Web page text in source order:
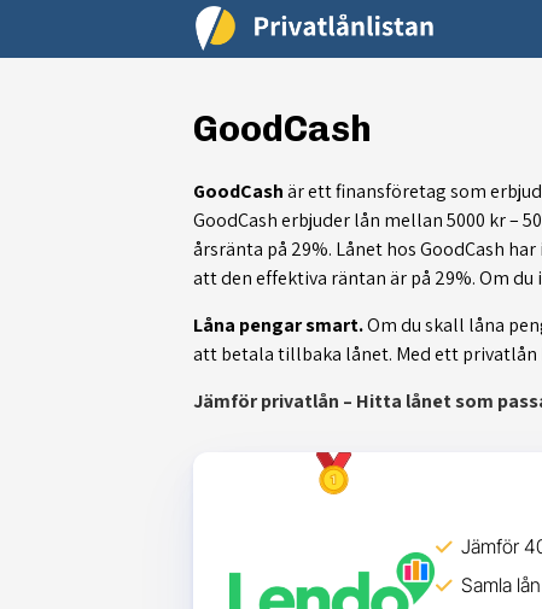
GoodCash
GoodCashär ett finansföretag som
GoodCash erbjuder lån mellan 5000 kr –
årsränta på 29%. Lånet hos GoodCash
att den effektiva räntan är på 29%. Om
Låna pengar smart.Om du skall låna
att betala tillbaka lånet. Med ett privatlån
Jämför privatlån – Hitta lånet som
Jämför
Samla